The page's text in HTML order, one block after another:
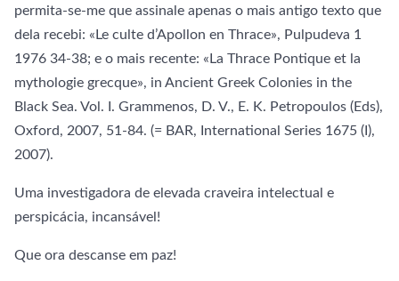
permita-se-me que assinale apenas o mais antigo texto que
dela recebi: «Le culte d’Apollon en Thrace», Pulpudeva 1
1976 34-38; e o mais recente: «La Thrace Pontique et la
mythologie grecque», in Ancient Greek Colonies in the
Black Sea. Vol. I. Grammenos, D. V., E. K. Petropoulos (Eds),
Oxford, 2007, 51-84. (= BAR, International Series 1675 (I),
2007).
Uma investigadora de elevada craveira intelectual e
perspicácia, incansável!
Que ora descanse em paz!